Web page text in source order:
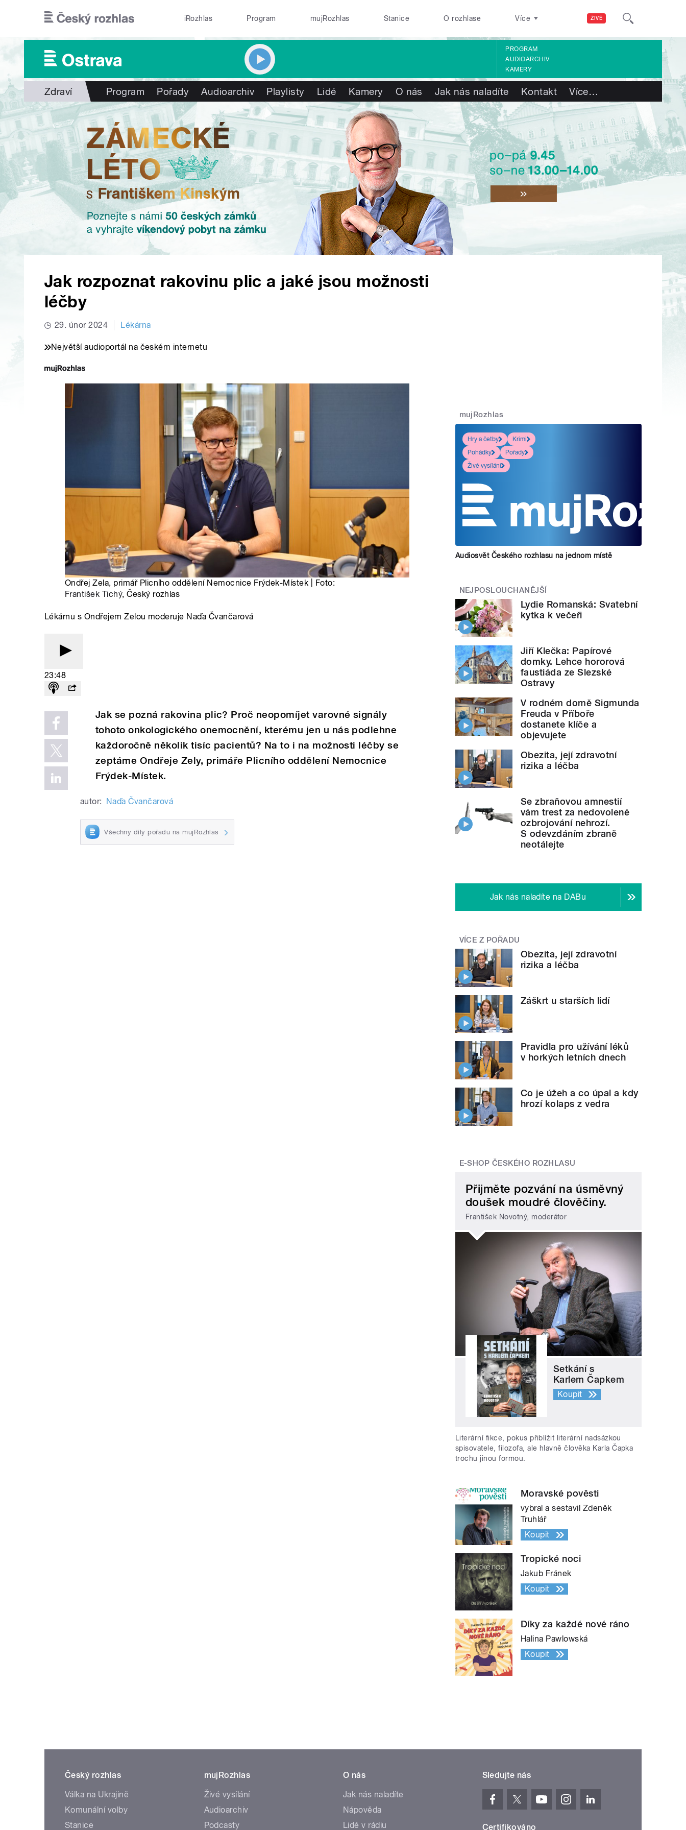
ŽIVĚ
iRozhlas Program mujRozhlas Stanice O rozhlase Více
PROGRAM
AUDIOARCHIV
KAMERY
Zdraví Program Pořady Audioarchiv Playlisty Lidé Kamery O nás Jak nás naladíte Kontakt Více…
Jak rozpoznat rakovinu plic a jaké jsou možnosti
léčby
29. únor 2024 Lékárna
Největší audioportál na českém internetu
Ondřej Zela, primář Plicního oddělení Nemocnice Frýdek-Místek | Foto:
František Tichý, Český rozhlas
Lékárnu s Ondřejem Zelou moderuje Naďa Čvančarová
23:48
Jak se pozná rakovina plic? Proč neopomíjet varovné signály
tohoto onkologického onemocnění, kterému jen u nás podlehne
každoročně několik tisíc pacientů? Na to i na možnosti léčby se
zeptáme Ondřeje Zely, primáře Plicního oddělení Nemocnice
Frýdek-Místek.
autor: Naďa Čvančarová
Všechny díly pořadu na mujRozhlas
mujRozhlas
Hry a četby
Krimi
Pohádky
Pořady
Živé vysílání
Audiosvět Českého rozhlasu na jednom místě
NEJPOSLOUCHANĚJŠÍ
Lydie Romanská: Svatební
kytka k večeři
Jiří Klečka: Papírové
domky. Lehce hororová
faustiáda ze Slezské
Ostravy
V rodném domě Sigmunda
Freuda v Příboře
dostanete klíče a
objevujete
Obezita, její zdravotní
rizika a léčba
Se zbraňovou amnestií
vám trest za nedovolené
ozbrojování nehrozí.
S odevzdáním zbraně
neotálejte
Jak nás naladíte na DABu
VÍCE Z POŘADU
Obezita, její zdravotní
rizika a léčba
Záškrt u starších lidí
Pravidla pro užívání léků
v horkých letních dnech
Co je úžeh a co úpal a kdy
hrozí kolaps z vedra
E-SHOP ČESKÉHO ROZHLASU
Přijměte pozvání na úsměvný
doušek moudré člověčiny.
František Novotný, moderátor
Setkání s
Karlem Čapkem
Koupit
Literární fikce, pokus přiblížit literární nadsázkou
spisovatele, filozofa, ale hlavně člověka Karla Čapka
trochu jinou formou.
Moravské pověsti
vybral a sestavil Zdeněk
Truhlář
Koupit
Tropické noci
Jakub Fránek
Koupit
Díky za každé nové ráno
Halina Pawlowská
Koupit
Český rozhlas
Válka na Ukrajině
Komunální volby
Stanice
mujRozhlas
Živé vysílání
Audioarchiv
Podcasty
O nás
Jak nás naladíte
Nápověda
Lidé v rádiu
Sledujte nás
Certifikováno